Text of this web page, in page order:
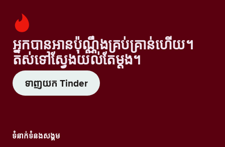
អ្នកបានអានប៉ុណ្ណឹងគ្រប់គ្រាន់ហើយ។
តស់ទៅស្វែងយល់តែម្តង។
ទាញយក Tinder
ទំនាក់ទំនងសង្គម